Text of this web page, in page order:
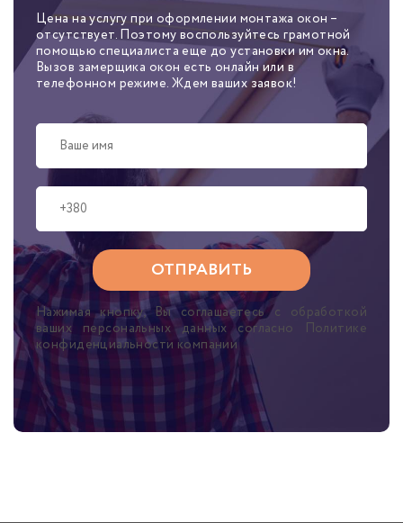
Цена на услугу при оформлении монтажа окон –
отсутствует. Поэтому воспользуйтесь грамотной
помощью специалиста еще до установки им окна.
Вызов замерщика окон есть онлайн или в
телефонном режиме. Ждем ваших заявок!
Нажимая кнопку, Вы соглашаетесь с обработкой
ваших персональных данных согласно Политике
конфиденциальности компании